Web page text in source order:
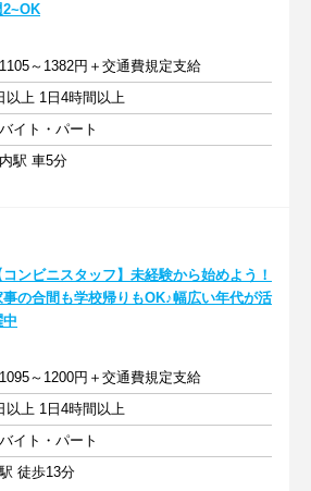
2~OK
～1382円＋交通費規定支給
以上 1日4時間以上
イト・パート
駅 車5分
コンビニスタッフ】未経験から始めよう！
事の合間も学校帰りもOK♪幅広い年代が活
中
～1200円＋交通費規定支給
以上 1日4時間以上
イト・パート
徒歩13分